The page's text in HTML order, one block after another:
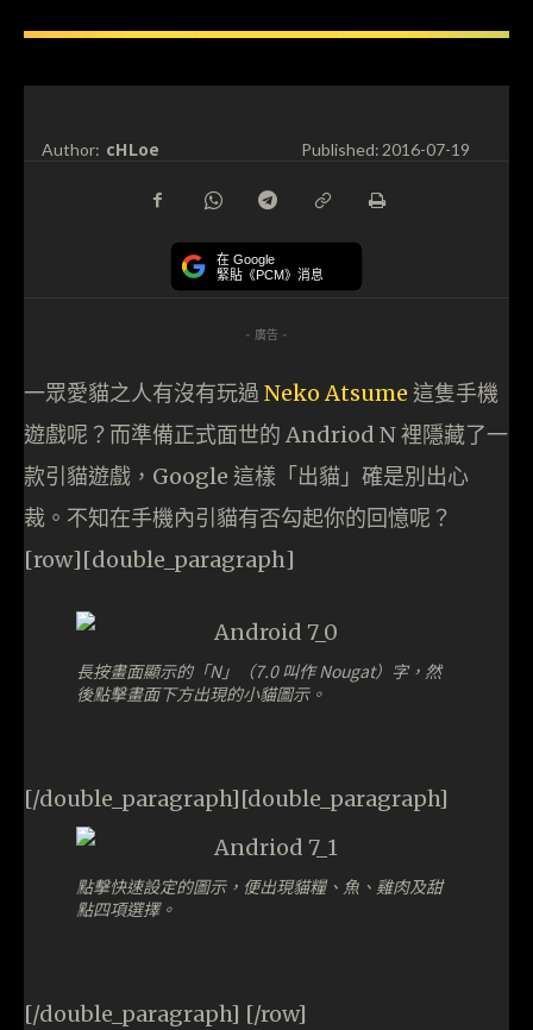
Author: cHLoe Published:2016-07-19
在 Google
緊貼《PCM》消息
- 廣告 -
一眾愛貓之人有沒有玩過 Neko Atsume 這隻手機
遊戲呢？而準備正式面世的 Andriod N 裡隱藏了一
款引貓遊戲，Google 這樣「出貓」確是別出心
裁。不知在手機內引貓有否勾起你的回憶呢？
[row][double_paragraph]
長按畫面顯示的「N」（7.0 叫作 Nougat）字，然
後點擊畫面下方出現的小貓圖示。
[/double_paragraph][double_paragraph]
點擊快速設定的圖示，便出現貓糧、魚、雞肉及甜
點四項選擇。
[/double_paragraph] [/row]